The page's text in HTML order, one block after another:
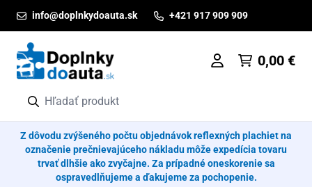
info@doplnkydoauta.sk +421 917 909 909
0,00 €
Z dôvodu zvýšeného počtu objednávok reflexných plachiet na
označenie prečnievajúceho nákladu môže expedícia tovaru
trvať dlhšie ako zvyčajne. Za prípadné oneskorenie sa
ospravedlňujeme a ďakujeme za pochopenie.